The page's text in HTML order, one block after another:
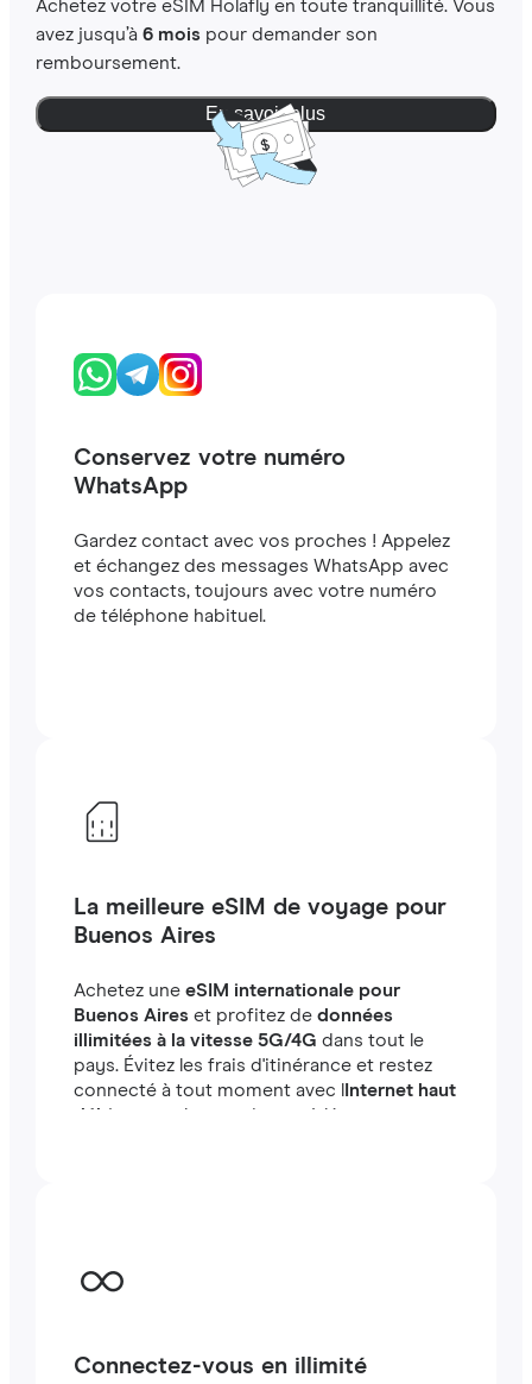
Achetez votre eSIM Holafly en toute tranquillité. Vous
avez jusqu’à 6 moispour demander son
remboursement.
En savoir plus
Conservez votre numéro
WhatsApp
Gardez contact avec vos proches ! Appelez
et échangez des messages WhatsApp avec
vos contacts, toujours avec votre numéro
de téléphone habituel.
La meilleure eSIM de voyage pour
Buenos Aires
Achetez une eSIM internationale pour
Buenos Aireset profitez de données
illimitées à la vitesse 5G/4G dans tout le
pays. Évitez les frais d'itinérance et restez
connecté à tout moment avec l
Internet haut
débit
en quelques minutes à létranger, que
Connectez-vous en illimité